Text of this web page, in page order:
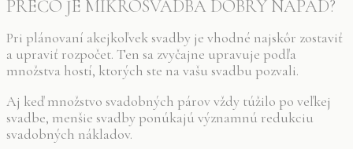
PREČO JE MIKROSVADBA DOBRÝ NÁPAD?
Pri plánovaní akejkoľvek svadby je vhodné najskôr zostaviť
a upraviť rozpočet. Ten sa zvyčajne upravuje podľa
množstva hostí, ktorých ste na vašu svadbu pozvali.
Aj keď množstvo svadobných párov vždy túžilo po veľkej
svadbe, menšie svadby ponúkajú významnú redukciu
svadobných nákladov.